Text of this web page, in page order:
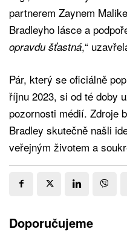
partnerem Zaynem
Bradleyho lásce a
opravdu šťastná,“
Pár, který se oficiálně
říjnu 2023, si od té doby
pozornosti médií. Zdroje
Bradley skutečně našli
veřejným životem a
Doporučujeme